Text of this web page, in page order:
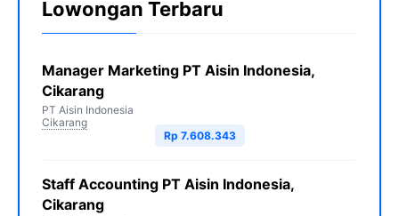
Lowongan Terbaru
Manager Marketing PT Aisin Indonesia,
Cikarang
PT Aisin Indonesia
Cikarang
Rp 7.608.343
Staff Accounting PT Aisin Indonesia,
Cikarang